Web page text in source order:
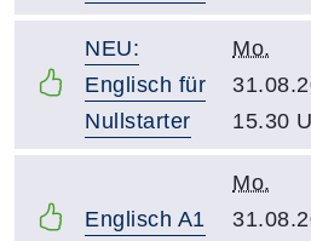
NEU:
Englisch für
Nullstarter
Mo.
15.30
Englisch A1
Mo.